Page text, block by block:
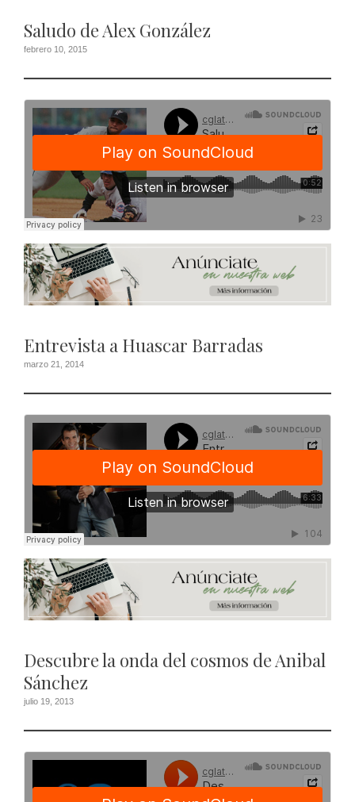
Saludo de Alex González
febrero 10, 2015
Entrevista a Huascar Barradas
marzo 21, 2014
Descubre la onda del cosmos de Anibal
Sánchez
julio 19, 2013